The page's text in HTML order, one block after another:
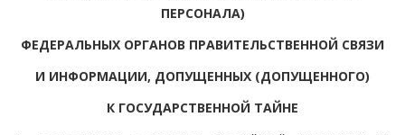
ПЕРСОНАЛА)
ФЕДЕРАЛЬНЫХ ОРГАНОВ ПРАВИТЕЛЬСТВЕННОЙ СВЯЗИ
И ИНФОРМАЦИИ, ДОПУЩЕННЫХ (ДОПУЩЕННОГО)
К ГОСУДАРСТВЕННОЙ ТАЙНЕ